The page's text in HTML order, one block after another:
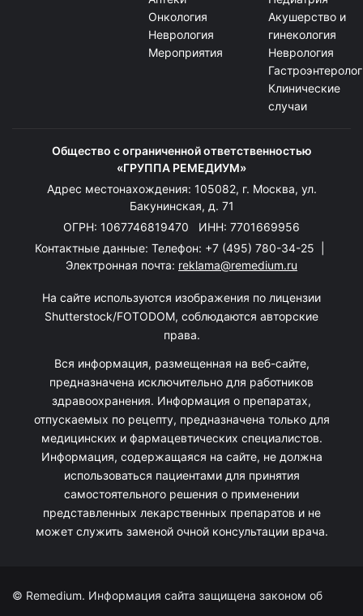
Онкология
Неврология
Мероприятия
Акушерство и
гинекология
Неврология
Клинические
случаи
Общество с ограниченной ответственностью
«ГРУППА РЕМЕДИУМ»
Адрес местонахождения: 105082, г. Москва, ул.
Бакунинская, д. 71
ОГРН: 1067746819470 ИНН: 7701669956
Контактные данные: Телефон: +7 (495) 780-34-25
Электронная почта: reklama@remedium.ru
На сайте используются изображения по лицензии
Shutterstock/FOTODOM, соблюдаются авторские
права.
Вся информация, размещенная на веб-сайте,
предназначена исключительно для работников
здравоохранения. Информация о препаратах,
отпускаемых по рецепту, предназначена только для
медицинских и фармацевтических специалистов.
Информация, содержащаяся на сайте, не должна
использоваться пациентами для принятия
самостоятельного решения о применении
представленных лекарственных препаратов и не
может служить заменой очной консультации врача.
© Remedium. Информация сайта защищена законом об